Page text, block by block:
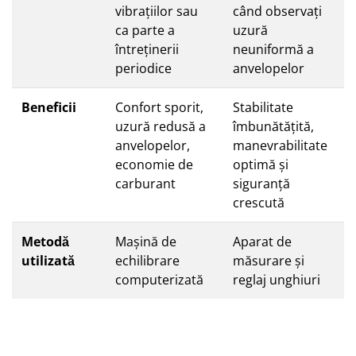
vibrațiilor sau
ca parte a
întreținerii
periodice
când observați
uzură
neuniformă a
anvelopelor
Beneficii
Confort sporit,
uzură redusă a
anvelopelor,
economie de
carburant
Stabilitate
îmbunătățită,
manevrabilitate
optimă și
siguranță
crescută
Metodă
utilizată
Mașină de
echilibrare
computerizată
Aparat de
măsurare și
reglaj unghiuri